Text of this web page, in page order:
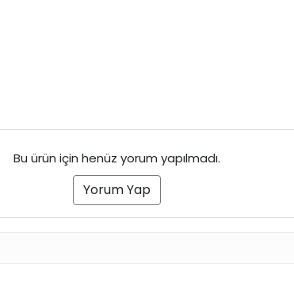
Bu ürün için henüz yorum yapılmadı.
Yorum Yap